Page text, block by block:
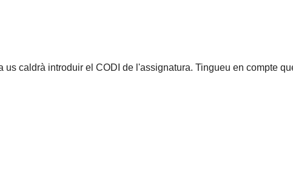
us caldrà introduir el CODI de l'assignatura. Tingueu en compte